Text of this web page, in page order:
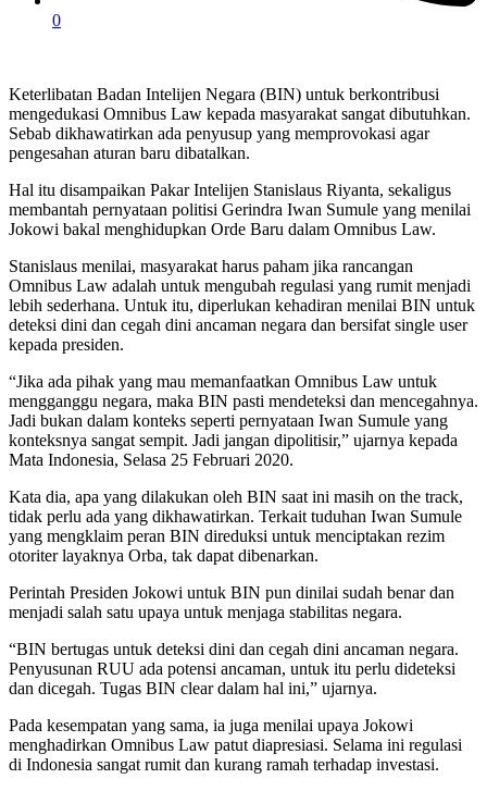
0
Keterlibatan Badan Intelijen Negara (BIN) untuk berkontribusi
mengedukasi Omnibus Law kepada masyarakat sangat dibutuhkan.
Sebab dikhawatirkan ada penyusup yang memprovokasi agar
pengesahan aturan baru dibatalkan.
Hal itu disampaikan Pakar Intelijen Stanislaus Riyanta, sekaligus
membantah pernyataan politisi Gerindra Iwan Sumule yang menilai
Jokowi bakal menghidupkan Orde Baru dalam Omnibus Law.
Stanislaus menilai, masyarakat harus paham jika rancangan
Omnibus Law adalah untuk mengubah regulasi yang rumit menjadi
lebih sederhana. Untuk itu, diperlukan kehadiran menilai BIN untuk
deteksi dini dan cegah dini ancaman negara dan bersifat single user
kepada presiden.
“Jika ada pihak yang mau memanfaatkan Omnibus Law untuk
mengganggu negara, maka BIN pasti mendeteksi dan mencegahnya.
Jadi bukan dalam konteks seperti pernyataan Iwan Sumule yang
konteksnya sangat sempit. Jadi jangan dipolitisir,” ujarnya kepada
Mata Indonesia, Selasa 25 Februari 2020.
Kata dia, apa yang dilakukan oleh BIN saat ini masih on the track,
tidak perlu ada yang dikhawatirkan. Terkait tuduhan Iwan Sumule
yang mengklaim peran BIN direduksi untuk menciptakan rezim
otoriter layaknya Orba, tak dapat dibenarkan.
Perintah Presiden Jokowi untuk BIN pun dinilai sudah benar dan
menjadi salah satu upaya untuk menjaga stabilitas negara.
“BIN bertugas untuk deteksi dini dan cegah dini ancaman negara.
Penyusunan RUU ada potensi ancaman, untuk itu perlu dideteksi
dan dicegah. Tugas BIN clear dalam hal ini,” ujarnya.
Pada kesempatan yang sama, ia juga menilai upaya Jokowi
menghadirkan Omnibus Law patut diapresiasi. Selama ini regulasi
di Indonesia sangat rumit dan kurang ramah terhadap investasi.